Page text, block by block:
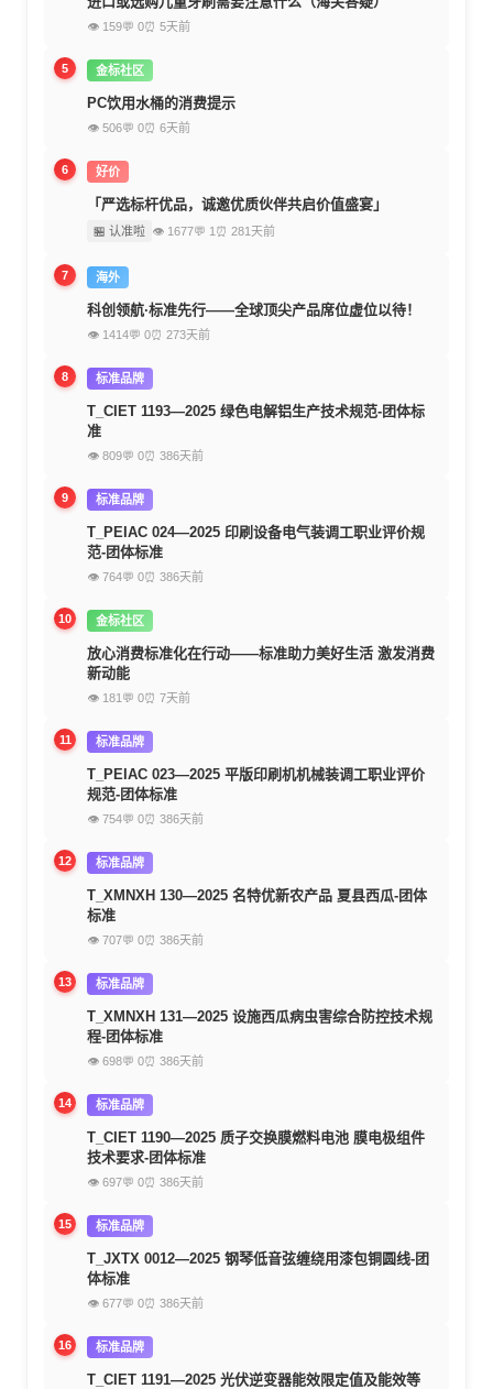
👁 159💬 0⏰ 5天前
5 金标社区
PC饮用水桶的消费提示
👁 506💬 0⏰ 6天前
6 好价
「严选标杆优品，诚邀优质伙伴共启价值盛宴」
🏪 认准啦 👁 1677💬 1 ⏰ 281天前
7 海外
科创领航·标准先行——全球顶尖产品席位虚位以待！
👁 1414💬 0⏰ 273天前
8 标准品牌
T_CIET 1193—2025 绿色电解铝生产技术规范-团体标
准
👁 809💬 0⏰ 386天前
9 标准品牌
T_PEIAC 024—2025 印刷设备电气装调工职业评价规
范-团体标准
👁 764💬 0⏰ 386天前
10 金标社区
放心消费标准化在行动——标准助力美好生活 激发消费
新动能
👁 181 💬 0⏰ 7天前
11 标准品牌
T_PEIAC 023—2025 平版印刷机机械装调工职业评价
规范-团体标准
👁 754💬 0⏰ 386天前
12 标准品牌
T_XMNXH 130—2025 名特优新农产品 夏县西瓜-团体
标准
👁 707💬 0⏰ 386天前
13 标准品牌
T_XMNXH 131—2025 设施西瓜病虫害综合防控技术规
程-团体标准
👁 698💬 0⏰ 386天前
14 标准品牌
T_CIET 1190—2025 质子交换膜燃料电池 膜电极组件
技术要求-团体标准
👁 697💬 0⏰ 386天前
15 标准品牌
T_JXTX 0012—2025 钢琴低音弦缠绕用漆包铜圆线-团
体标准
👁 677💬 0⏰ 386天前
16 标准品牌
T_CIET 1191—2025 光伏逆变器能效限定值及能效等